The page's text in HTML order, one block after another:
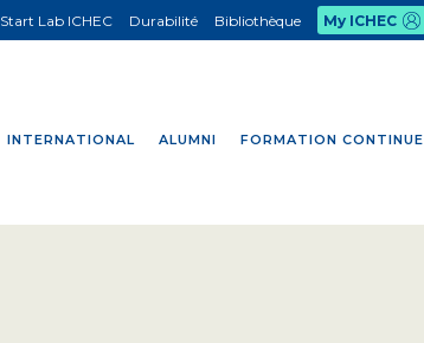
INTERNATIONAL ALUMNI FORMATION CONTINUE
Start Lab ICHEC Durabilité Bibliothèque My ICHEC